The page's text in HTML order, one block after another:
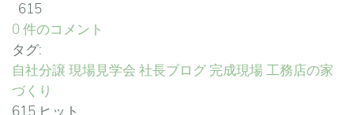
615
0 件のコメント
タグ:
自社分譲 現場見学会 社長ブログ 完成現場工務店の家
づくり
615 ヒット